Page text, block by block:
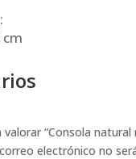
cm
“Consola natural
electrónico no